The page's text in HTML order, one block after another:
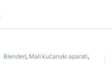
Blenderi, Mali kućanski aparati,